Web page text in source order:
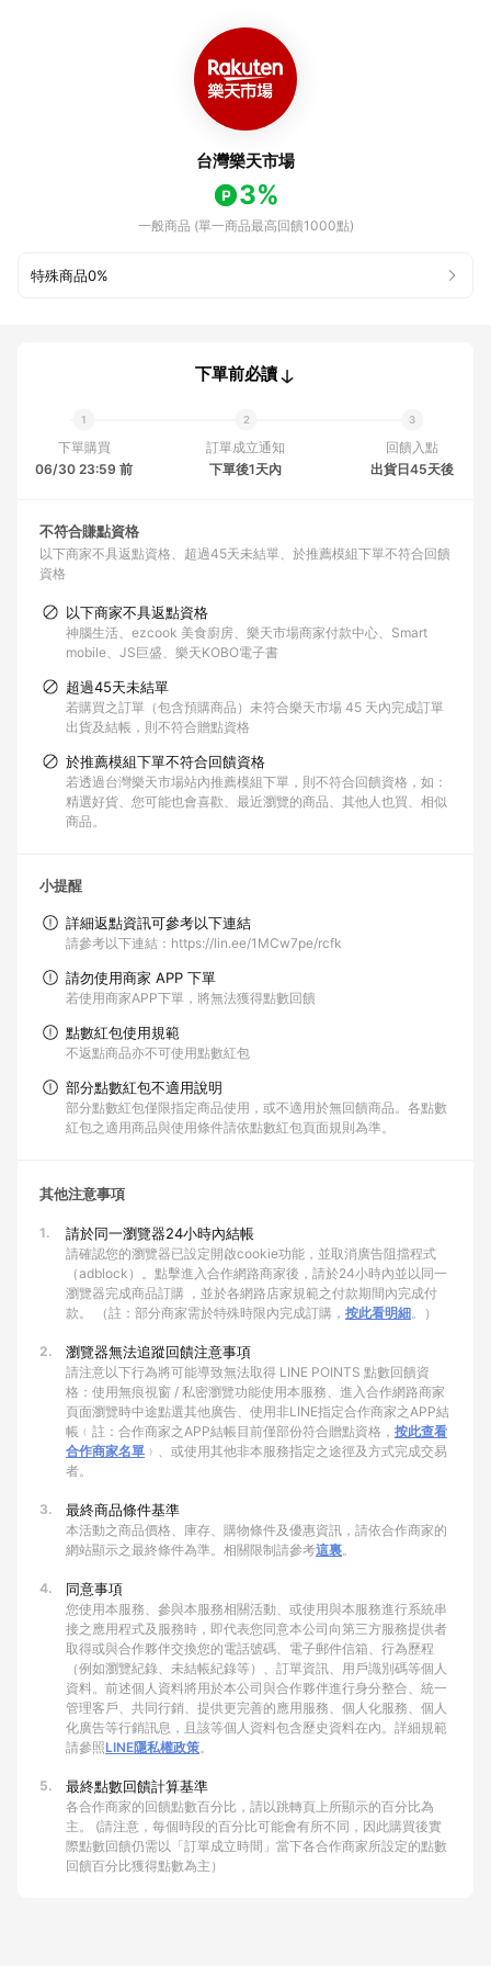
台灣樂天市場
3%
一般商品 (單一商品最高回饋1000點)
特殊商品0%
下單前必讀
下單購買
06/30 23:59 前
訂單成立通知
下單後1天內
回饋入點
出貨日45天後
不符合賺點資格
以下商家不具返點資格 超過45天未結單
於推薦模組下單不符合回饋
資格
以下商家不具返點資格
神腦生活、ezcook 美食廚房、樂天市場商家付款中心、Smart
mobile、JS巨盛、樂天KOBO電子書
超過45天未結單
若購買之訂單（包含預購商品）未符合樂天市場 45 天內完成訂單
出貨及結帳，則不符合贈點資格
於推薦模組下單不符合回饋資格
若透過台灣樂天市場站內推薦模組下單，則不符合回饋資格，如：
精選好貨、您可能也會喜歡、最近瀏覽的商品、其他人也買、相似
商品。
小提醒
詳細返點資訊可參考以下連結
請參考以下連結：https://lin.ee/1MCw7pe/rcfk
請勿使用商家 APP 下單
若使用商家APP下單，將無法獲得點數回饋
點數紅包使用規範
不返點商品亦不可使用點數紅包
部分點數紅包不適用說明
部分點數紅包僅限指定商品使用，或不適用於無回饋商品。各點數
紅包之適用商品與使用條件請依點數紅包頁面規則為準。
其他注意事項
1. 請於同一瀏覽器24小時內結帳
請確認您的瀏覽器已設定開啟cookie功能，並取消廣告阻擋程式
（adblock）。點擊進入合作網路商家後，請於24小時內並以同一
瀏覽器完成商品訂購 ，並於各網路店家規範之付款期間內完成付
款。 （註：部分商家需於特殊時限內完成訂購， 按此看明細。）
2. 瀏覽器無法追蹤回饋注意事項
請注意以下行為將可能導致無法取得 LINE POINTS 點數回饋資
格：使用無痕視窗 / 私密瀏覽功能使用本服務、進入合作網路商家
頁面瀏覽時中途點選其他廣告、使用非LINE指定合作商家之APP結
帳﹙註：合作商家之APP結帳目前僅部份符合贈點資格， 按此查看
合作商家名單 ﹚、或使用其他非本服務指定之途徑及方式完成交易
者。
3. 最終商品條件基準
本活動之商品價格、庫存、購物條件及優惠資訊，請依合作商家的
網站顯示之最終條件為準。相關限制請參考這裏。
4. 同意事項
您使用本服務、參與本服務相關活動、或使用與本服務進行系統串
接之應用程式及服務時，即代表您同意本公司向第三方服務提供者
取得或與合作夥伴交換您的電話號碼、電子郵件信箱、行為歷程
（例如瀏覽紀錄、未結帳紀錄等）、訂單資訊、用戶識別碼等個人
資料。前述個人資料將用於本公司與合作夥伴進行身分整合、統一
管理客戶、共同行銷、提供更完善的應用服務、個人化服務、個人
化廣告等行銷訊息，且該等個人資料包含歷史資料在內。詳細規範
請參照LINE隱私權政策。
5. 最終點數回饋計算基準
各合作商家的回饋點數百分比，請以跳轉頁上所顯示的百分比為
主。 (請注意，每個時段的百分比可能會有所不同，因此購買後實
際點數回饋仍需以「訂單成立時間」當下各合作商家所設定的點數
回饋百分比獲得點數為主）